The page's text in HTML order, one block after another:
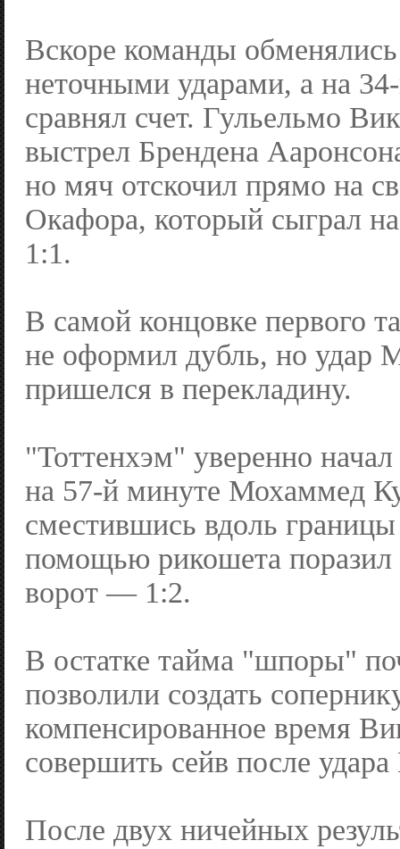
Вскоре команды
неточными ударами, а на
сравнял счет. Гульельмо
выстрел Брендена
но мяч отскочил прямо на
Окафора, который сыграл
1:1.
В самой концовке первого
не оформил дубль, но удар
пришелся в перекладину.
"Тоттенхэм" уверенно
на 57-й минуте Мохаммед
сместившись вдоль
помощью рикошета поразил
ворот — 1:2.
В остатке тайма "шпоры"
позволили создать
компенсированное время
совершить сейв после
После двух ничейных